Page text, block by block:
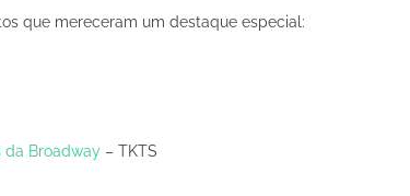
que mereceram um destaque especial:
da Broadway – TKTS